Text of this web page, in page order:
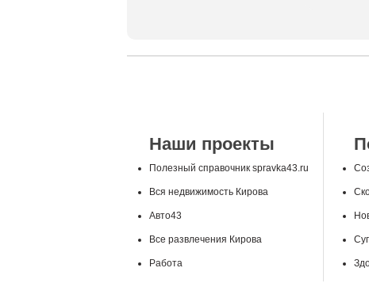
Наши проекты
Полезный справочник spravka43.ru
Вся недвижимость Кирова
Авто43
Все развлечения Кирова
Работа